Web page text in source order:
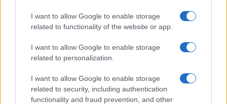
I want to allow Google to enable storage
related to functionality of the website or app.
I want to allow Google to enable storage
related to personalization.
I want to allow Google to enable storage
related to security, including authentication
functionality and fraud prevention, and other
se on osvetio